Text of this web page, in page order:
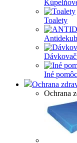
Toalety
Iné
Ochrana
Ochrana